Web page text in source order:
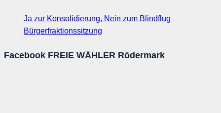
Ja zur Konsolidierung, Nein zum Blindflug
Bürgerfraktionssitzung
Facebook FREIE WÄHLER Rödermark